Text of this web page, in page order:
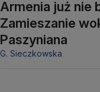
Armenia już nie
Zamieszanie
Paszyniana
G. Sieczkowska